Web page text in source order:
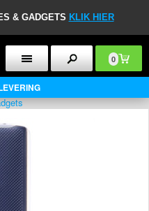
& GADGETS KLIK HIER
0